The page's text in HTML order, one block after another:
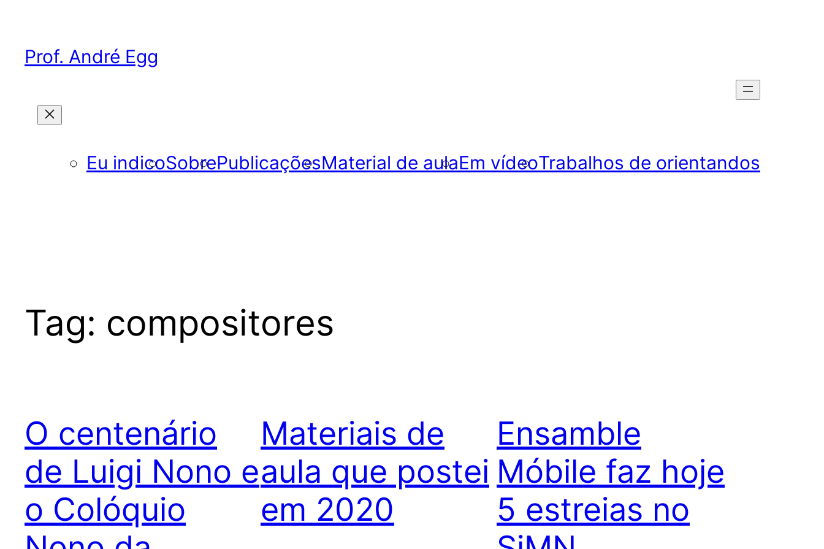
conteúdo
Prof. André Egg
Eu indicoSobrePublicaçõesMaterial de aulaEm vídeoTrabalhos de orientandos
Tag: compositores
O centenário
de Luigi Nono e
o Colóquio
Materiais de
aula que postei
em 2020
Ensamble
Móbile faz hoje
5 estreias no